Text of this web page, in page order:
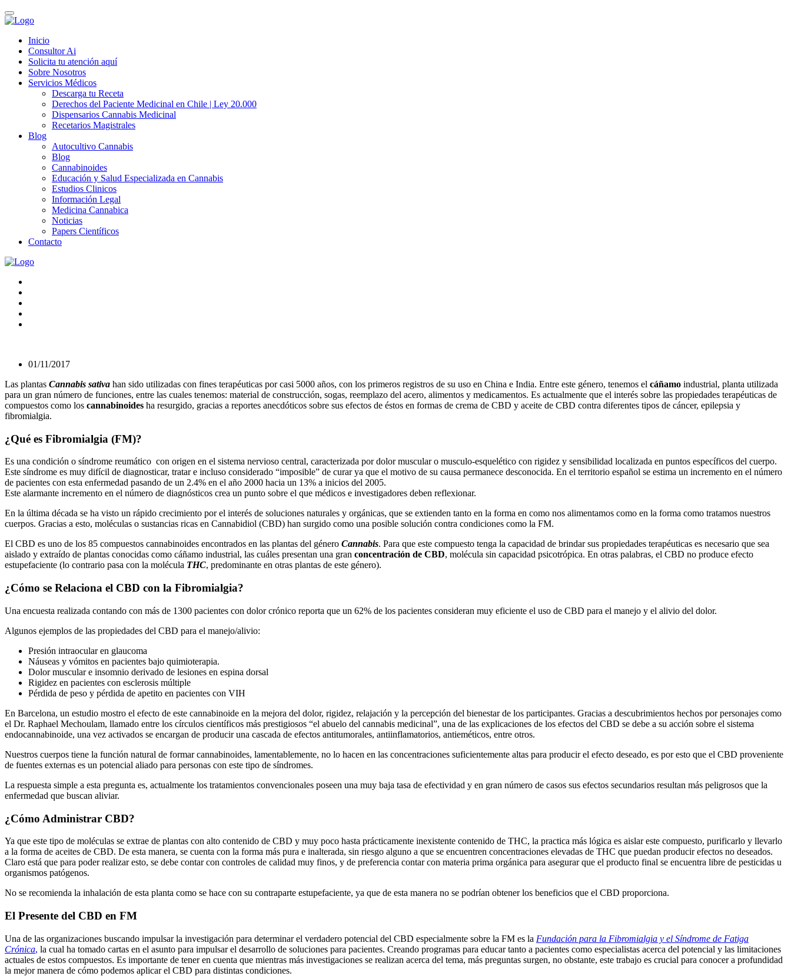
Inicio
Consultor Ai
Solicita tu atención aquí
Sobre Nosotros
Servicios Médicos
Descarga tu Receta
Derechos del Paciente Medicinal en Chile | Ley 20.000
Dispensarios Cannabis Medicinal
Recetarios Magistrales
Blog
Autocultivo Cannabis
Blog
Cannabinoides
Educación y Salud Especializada en Cannabis
Estudios Clinicos
Información Legal
Medicina Cannabica
Noticias
Papers Científicos
Contacto
01/11/2017
Las plantas Cannabis sativa han sido utilizadas con fines terapéuticas por casi 5000 años, con los primeros registros de su uso en China e India. Entre este género, tenemos el cáñamo industrial, planta utilizada
para un gran número de funciones, entre las cuales tenemos: material de construcción, sogas, reemplazo del acero, alimentos y medicamentos. Es actualmente que el interés sobre las propiedades terapéuticas de
compuestos como los cannabinoides ha resurgido, gracias a reportes anecdóticos sobre sus efectos de éstos en formas de crema de CBD y aceite de CBD contra diferentes tipos de cáncer, epilepsia y
fibromialgia.
¿Qué es Fibromialgia (FM)?
Es una condición o síndrome reumático con origen en el sistema nervioso central, caracterizada por dolor muscular o musculo-esquelético con rigidez y sensibilidad localizada en puntos específicos del cuerpo.
Este síndrome es muy difícil de diagnosticar, tratar e incluso considerado “imposible” de curar ya que el motivo de su causa permanece desconocida. En el territorio español se estima un incremento en el número
de pacientes con esta enfermedad pasando de un 2.4% en el año 2000 hacia un 13% a inicios del 2005.
Este alarmante incremento en el número de diagnósticos crea un punto sobre el que médicos e investigadores deben reflexionar.
En la última década se ha visto un rápido crecimiento por el interés de soluciones naturales y orgánicas, que se extienden tanto en la forma en como nos alimentamos como en la forma como tratamos nuestros
cuerpos. Gracias a esto, moléculas o sustancias ricas en Cannabidiol (CBD) han surgido como una posible solución contra condiciones como la FM.
El CBD es uno de los 85 compuestos cannabinoides encontrados en las plantas del género Cannabis. Para que este compuesto tenga la capacidad de brindar sus propiedades terapéuticas es necesario que sea
aislado y extraído de plantas conocidas como cáñamo industrial, las cuáles presentan una gran concentración de CBD, molécula sin capacidad psicotrópica. En otras palabras, el CBD no produce efecto
estupefaciente (lo contrario pasa con la molécula THC, predominante en otras plantas de este género).
¿Cómo se Relaciona el CBD con la Fibromialgia?
Una encuesta realizada contando con más de 1300 pacientes con dolor crónico reporta que un 62% de los pacientes consideran muy eficiente el uso de CBD para el manejo y el alivio del dolor.
Algunos ejemplos de las propiedades del CBD para el manejo/alivio:
Presión intraocular en glaucoma
Náuseas y vómitos en pacientes bajo quimioterapia.
Dolor muscular e insomnio derivado de lesiones en espina dorsal
Rigidez en pacientes con esclerosis múltiple
Pérdida de peso y pérdida de apetito en pacientes con VIH
En Barcelona, un estudio mostro el efecto de este cannabinoide en la mejora del dolor, rigidez, relajación y la percepción del bienestar de los participantes. Gracias a descubrimientos hechos por personajes como
el Dr. Raphael Mechoulam, llamado entre los círculos científicos más prestigiosos “el abuelo del cannabis medicinal”, una de las explicaciones de los efectos del CBD se debe a su acción sobre el sistema
endocannabinoide, una vez activados se encargan de producir una cascada de efectos antitumorales, antiinflamatorios, antieméticos, entre otros.
Nuestros cuerpos tiene la función natural de formar cannabinoides, lamentablemente, no lo hacen en las concentraciones suficientemente altas para producir el efecto deseado, es por esto que el CBD proveniente
de fuentes externas es un potencial aliado para personas con este tipo de síndromes.
La respuesta simple a esta pregunta es, actualmente los tratamientos convencionales poseen una muy baja tasa de efectividad y en gran número de casos sus efectos secundarios resultan más peligrosos que la
enfermedad que buscan aliviar.
¿Cómo Administrar CBD?
Ya que este tipo de moléculas se extrae de plantas con alto contenido de CBD y muy poco hasta prácticamente inexistente contenido de THC, la practica más lógica es aislar este compuesto, purificarlo y llevarlo
a la forma de aceites de CBD. De esta manera, se cuenta con la forma más pura e inalterada, sin riesgo alguno a que se encuentren concentraciones elevadas de THC que puedan producir efectos no deseados.
Claro está que para poder realizar esto, se debe contar con controles de calidad muy finos, y de preferencia contar con materia prima orgánica para asegurar que el producto final se encuentra libre de pesticidas u
organismos patógenos.
No se recomienda la inhalación de esta planta como se hace con su contraparte estupefaciente, ya que de esta manera no se podrían obtener los beneficios que el CBD proporciona.
El Presente del CBD en FM
Una de las organizaciones buscando impulsar la investigación para determinar el verdadero potencial del CBD especialmente sobre la FM es la Fundación para la Fibromialgia y el Síndrome de Fatiga
Crónica, la cual ha tomado cartas en el asunto para impulsar el desarrollo de soluciones para pacientes. Creando programas para educar tanto a pacientes como especialistas acerca del potencial y las limitaciones
actuales de estos compuestos. Es importante de tener en cuenta que mientras más investigaciones se realizan acerca del tema, más preguntas surgen, no obstante, este trabajo es crucial para conocer a profundidad
la mejor manera de cómo podemos aplicar el CBD para distintas condiciones.